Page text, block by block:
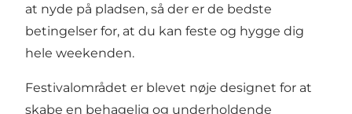
at nyde på pladsen, så der er de bedste
betingelser for, at du kan feste og hygge dig
hele weekenden.
Festivalområdet er blevet nøje designet for at
skabe en behagelig og underholdende